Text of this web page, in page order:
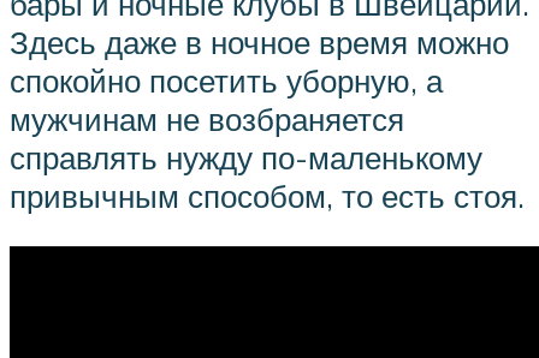
Здесь даже в ночное время можно
спокойно посетить уборную, а
мужчинам не возбраняется
справлять нужду по-маленькому
привычным способом, то есть стоя.